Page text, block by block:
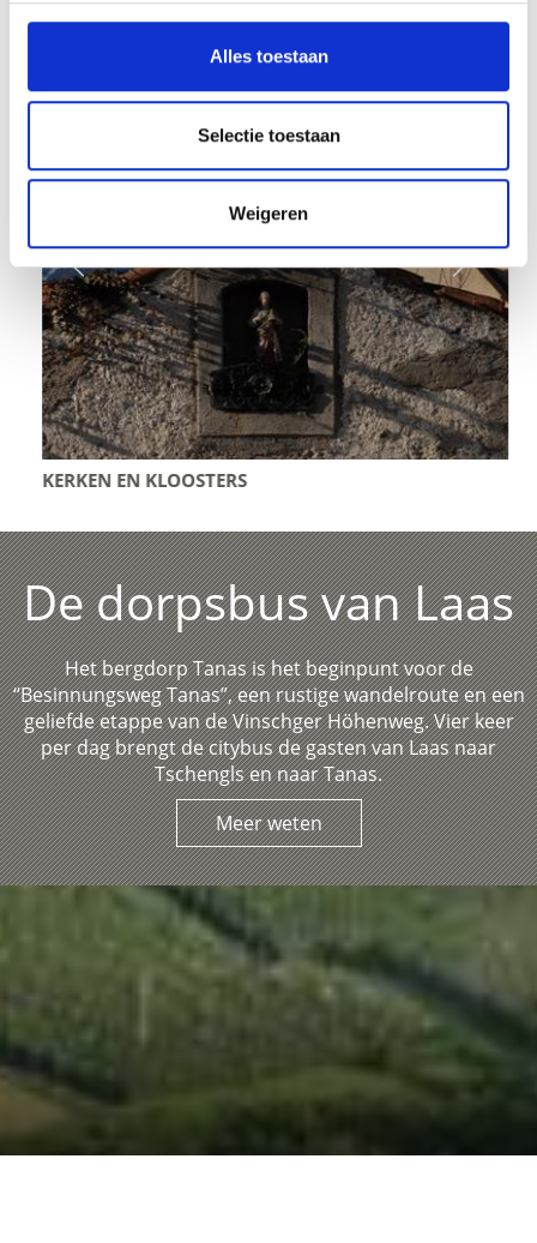
Alles toestaan
Selectie toestaan
Weigeren
KERKEN EN KLOOSTERS
De dorpsbus van Laas
Het bergdorp Tanas is het beginpunt voor de
“Besinnungsweg Tanas”, een rustige wandelroute en een
geliefde etappe van de Vinschger Höhenweg. Vier keer
per dag brengt de citybus de gasten van Laas naar
Tschengls en naar Tanas.
Meer weten